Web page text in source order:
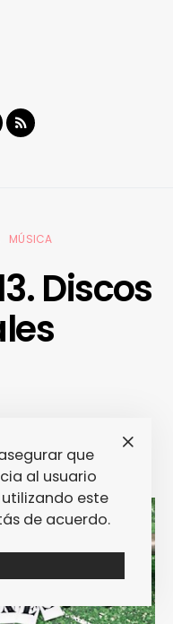
MÚSICA
Discos
que
al usuario
utilizando este
de acuerdo.